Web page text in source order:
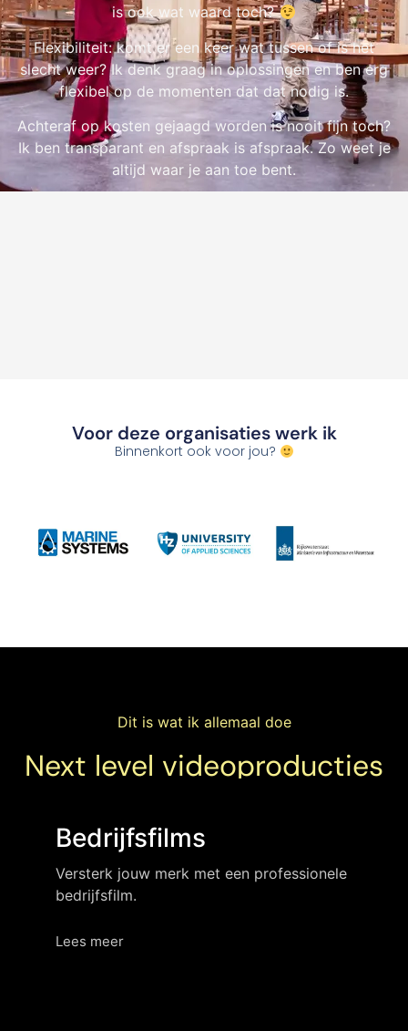
is ook wat waard toch?
Flexibiliteit: komt er een keer wat tussen of is het
slecht weer? Ik denk graag in oplossingen en ben erg
flexibel op de momenten dat dat nodig is.
Achteraf op kosten gejaagd worden is nooit fijn toch?
Ik ben transparant en afspraak is afspraak. Zo weet je
altijd waar je aan toe bent.
Voor deze organisaties werk ik
Binnenkort ook voor jou?
Dit is wat ik allemaal doe
Next level videoproducties
Ik bied een breed scala aan videoproducties, volledig
op maat gemaakt en afgestemd op jouw wensen.
Mijn diensten omvatten:
Bedrijfsfilms
Versterk jouw merk met een professionele
bedrijfsfilm.
Lees meer